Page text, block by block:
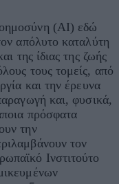
(ΑΙ) εδώ
απόλυτο καταλύτη
της ίδιας της ζωής
τους τομείς, από
και την έρευνα
και, φυσικά,
πρόσφατα
την
τον
Ινστιτούτο